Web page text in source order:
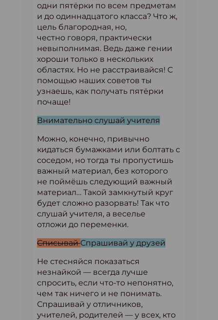
одни пятёрки по всем предметам
и до одиннадцатого класса? Что ж,
цель благородная, но,
честно говоря, практически
невыполнимая. Ведь даже гении
хороши только в нескольких
областях. Но не расстраивайся! С
помощью наших советов ты
узнаешь, как получать пятёрки
почаще!
Внимательно слушай учителя
Можно, конечно, привычно
кидаться бумажками или болтать с
соседом, но тогда ты пропустишь
важный материал, без которого
не поймёшь следующий важный
материал… Такой замкнутый круг
будет сложно разорвать! Так что
слушай учителя, а веселье
отложи до переменки.
СписывайСпрашивай у друзей
Не стесняйся показаться
незнайкой — всегда лучше
спросить, если что-то непонятно,
чем так ничего и не понимать.
Спрашивай у отличников,
учителей, родителей — у всех, кто